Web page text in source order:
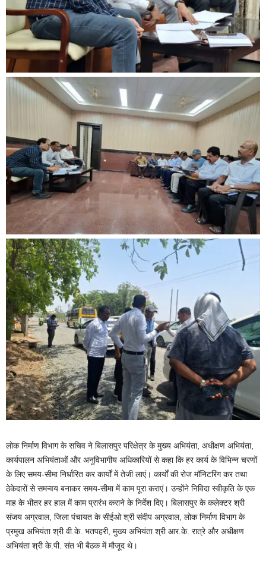
लोक निर्माण विभाग के सचिव ने बिलासपुर परिक्षेत्र के मुख्य अभियंता, अधीक्षण अभियंता,
कार्यपालन अभियंताओं और अनुविभागीय अधिकारियों से कहा कि हर कार्य के विभिन्न चरणों
के लिए समय-सीमा निर्धारित कर कार्यों में तेजी लाएं। कार्यों की रोज मॉनिटरिंग कर तथा
ठेकेदारों से समन्वय बनाकर समय-सीमा में काम पूरा कराएं। उन्होंने निविदा स्वीकृति के एक
माह के भीतर हर हाल में काम प्रारंभ कराने के निर्देश दिए। बिलासपुर के कलेक्टर श्री
संजय अग्रवाल, जिला पंचायत के सीईओ श्री संदीप अग्रवाल, लोक निर्माण विभाग के
प्रमुख अभियंता श्री वी.के. भतपहरी, मुख्य अभियंता श्री आर.के. रात्रे और अधीक्षण
अभियंता श्री के.पी. संत भी बैठक में मौजूद थे।